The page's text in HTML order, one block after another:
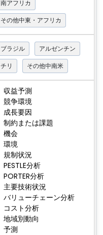
南アフリカ
その他中東・アフリカ
ブラジル
アルゼンチン
チリ
その他中南米
収益予測
競争環境
成長要因
制約または課題
機会
環境
規制状況
PESTLE分析
PORTER分析
主要技術状況
バリューチェーン分析
コスト分析
地域別動向
予測